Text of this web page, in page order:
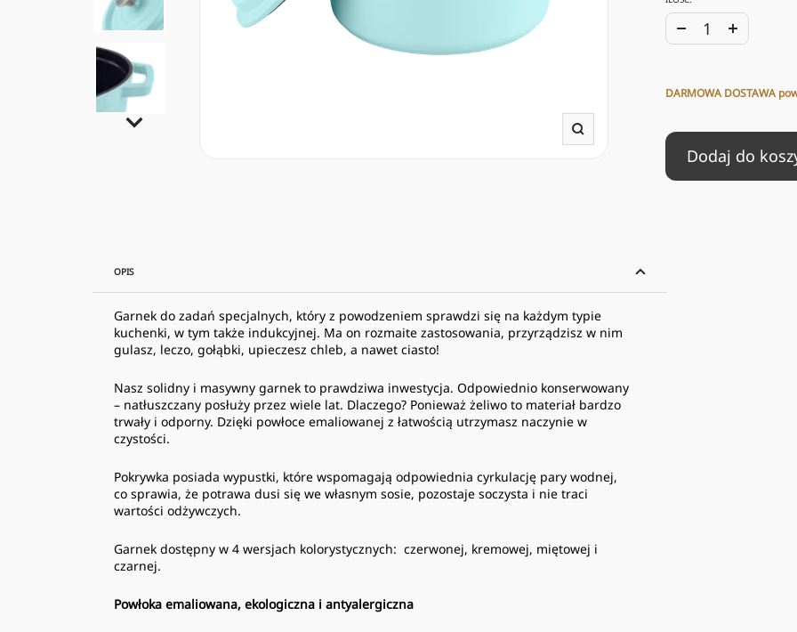
Powiększ
ZwiększZmniejsz
DARMOWA DOSTAWA
Dodaj do
OPIS
Garnek do zadań specjalnych, który z powodzeniem sprawdzi się na każdym typie
kuchenki, w tym także indukcyjnej. Ma on rozmaite zastosowania, przyrządzisz w nim
gulasz, leczo, gołąbki, upieczesz chleb, a nawet ciasto!
Nasz solidny i masywny garnek to prawdziwa inwestycja. Odpowiednio konserwowany
– natłuszczany posłuży przez wiele lat. Dlaczego? Ponieważ żeliwo to materiał bardzo
trwały i odporny. Dzięki powłoce emaliowanej z łatwością utrzymasz naczynie w
czystości.
Pokrywka posiada wypustki, które wspomagają odpowiednia cyrkulację pary wodnej,
co sprawia, że potrawa dusi się we własnym sosie, pozostaje soczysta i nie traci
wartości odżywczych.
Garnek dostępny w 4 wersjach kolorystycznych: czerwonej, kremowej, miętowej i
czarnej.
Powłoka emaliowana, ekologiczna i antyalergiczna